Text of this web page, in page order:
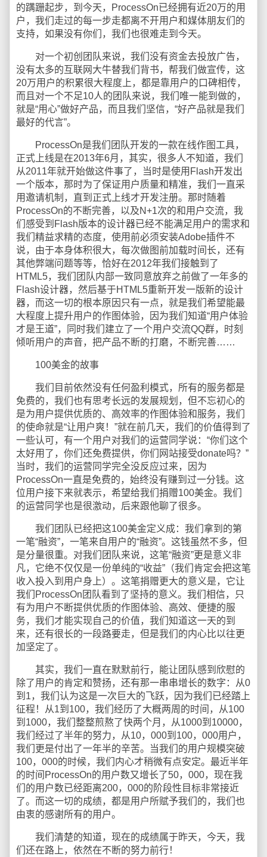
的蹒跚起步，到今天，ProcessOn已经拥有近20万的用
户，我们走过的每一步走都离不开用户和媒体朋友们的
支持，如果没有你们，我们也很难走到今天。
对一个初创团队来说，我们没有资金去投放广告，
没有太多的互联网大牛替我们背书，帮我们做宣传，这
20万用户的积累很大程度上，都是靠用户的口碑相传，
而且对一个不足10人的团队来说，我们唯一能到做的，
就是“用心”做好产品，而且我们坚信，“好产品就是我们
最好的代言”。
ProcessOn是我们团队开发的一款在线作图工具，
正式上线是在2013年6月，其实，很多人不知道，我们
从2011年就开始做这件事了，当时是使用Flash开发出
一个版本，那时为了保证用户质量和精准，我们一直采
用邀请机制，直到正式上线才开发注册。那时随着
ProcessOn的不断完善，以及N+1次的和用户交流，我
们感受到Flash版本的设计器已经不能满足用户的需求和
我们精益求精的态度，使用前必须安装Adobe插件不
说，由于本身体积很大，每次做图前加载时间长，还有
其他弊端问题等等，恰好在2012年我们接触到了
HTML5，我们团队内部一致同意放弃之前做了一年多的
Flash设计器，然后基于HTML5重新开发一版新的设计
器，而这一切的根本原因只有一点，就是我们希望能最
大程度上提升用户的作图体验，因为我们知道“用户体验
才是王道”，同时我们建立了一个用户交流QQ群，时刻
倾听用户的声音，把产品不断的打磨，不断完善……
100美金的故事
我们目前依然没有任何盈利模式，所有的服务都是
免费的，我们也有思考长远的发展规划，但不忘初心的
是为用户提供优质的、高效率的作图体验和服务，我们
的使命就是“让用户爽！”就在前几天，我们的价值得到了
一些认可，有一个用户对我们的运营同学说：“你们这个
太好用了，你们还免费提供，你们网站接受donate吗？”
当时，我们的运营同学完全没反应过来，因为
ProcessOn一直是免费的，始终没有赚到过一分钱。这
位用户接下来就表示，希望给我们捐赠100美金。我们
的运营同学也是很激动，后来跟他聊了很多。
我们团队已经把这100美金定义成：我们拿到的第
一笔“融资”，一笔来自用户的“融资”。这钱虽然不多，但
是分量很重。对我们团队来说，这笔“融资”更是意义非
凡，它绝不仅仅是一份单纯的“收益”（我们肯定会把这笔
收入投入到用户身上）。这笔捐赠更大的意义是，它让
我们ProcessOn团队看到了坚持的意义。我们相信，只
有为用户不断提供优质的作图体验、高效、便捷的服
务，我们才能实现自己的价值，我们知道这一天的到
来，还有很长的一段路要走，但是我们的内心比以往更
加坚定了。
其实，我们一直在默默前行，能让团队感到欣慰的
除了用户的肯定和赞扬，还有那一串串增长的数字：从0
到1，我们认为这是一次巨大的飞跃，因为我们已经踏上
征程！从1到100，我们经历了大概两周的时间，从100
到1000，我们整整煎熬了快两个月，从1000到10000，
我们经过了半年的努力，从10，000到100，000用户，
我们更是付出了一年半的辛苦。当我们的用户规模突破
100，000的时候，我们内心才稍微有点安定。最近半年
的时间ProcessOn的用户数又增长了50，000，现在我
们的用户数已经距离200，000的阶段性目标非常接近
了。而这一切的成绩，都是用户所赋予我们的，我们也
由衷的感谢所有的用户。
我们清楚的知道，现在的成绩属于昨天，今天，我
们还在路上，依然在不断的努力前行！